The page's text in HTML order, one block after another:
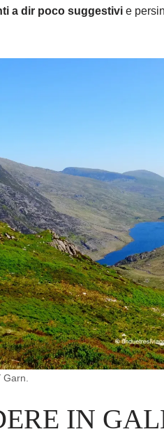
a dir poco suggestivie
IN